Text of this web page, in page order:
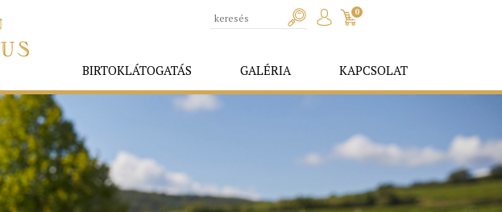
0
BIRTOKLÁTOGATÁS GALÉRIA KAPCSOLAT